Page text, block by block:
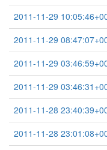
2011-11-29
2011-11-29
2011-11-29
2011-11-29
2011-11-28
2011-11-28